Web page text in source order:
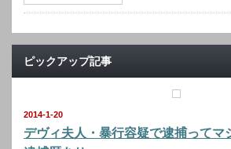
ピックアップ記事
2014-1-20
デヴィ夫人・暴行容疑で逮捕ってマ